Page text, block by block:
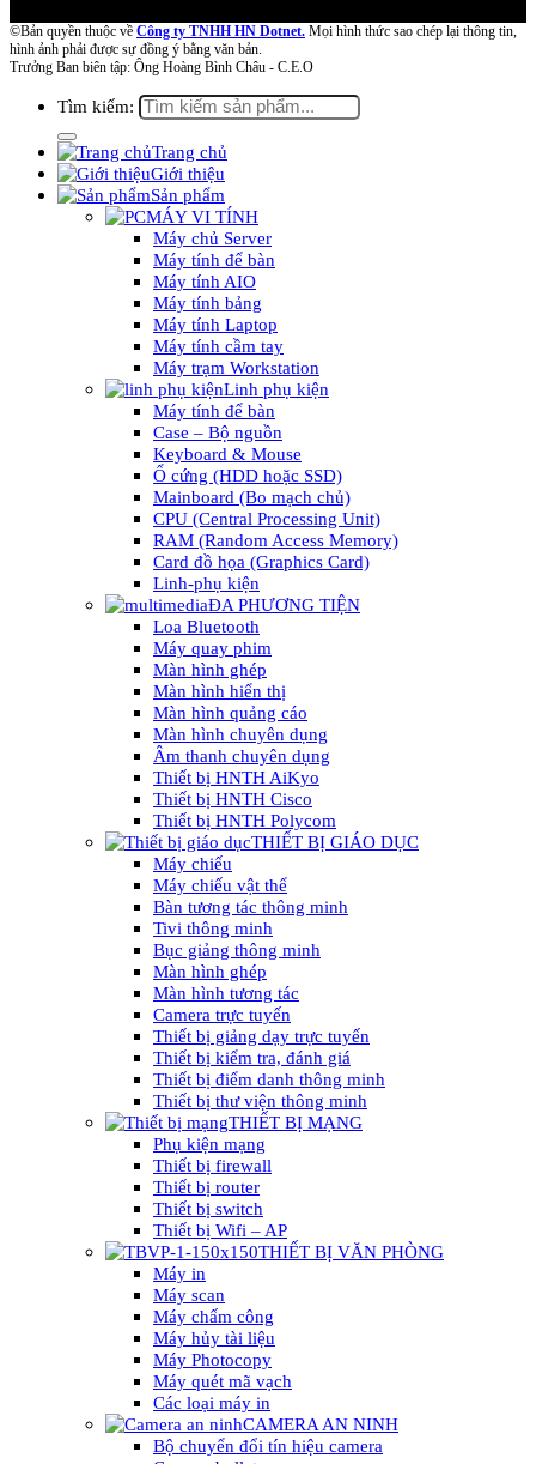
©Bản quyền thuộc về Công ty TNHH HN Dotnet. Mọi hình thức sao chép lại thông tin,
hình ảnh phải được sự đồng ý bằng văn bản.
Trưởng Ban biên tập: Ông Hoàng Bình Châu - C.E.O
Tìm kiếm:
Trang chủ
Giới thiệu
Sản phẩm
MÁY VI TÍNH
Máy chủ Server
Máy tính để bàn
Máy tính AIO
Máy tính bảng
Máy tính Laptop
Máy tính cầm tay
Máy trạm Workstation
Linh phụ kiện
Máy tính để bàn
Case – Bộ nguồn
Keyboard & Mouse
Ổ cứng (HDD hoặc SSD)
Mainboard (Bo mạch chủ)
CPU (Central Processing Unit)
RAM (Random Access Memory)
Card đồ họa (Graphics Card)
Linh-phụ kiện
ĐA PHƯƠNG TIỆN
Loa Bluetooth
Máy quay phim
Màn hình ghép
Màn hình hiển thị
Màn hình quảng cáo
Màn hình chuyên dụng
Âm thanh chuyên dụng
Thiết bị HNTH AiKyo
Thiết bị HNTH Cisco
Thiết bị HNTH Polycom
THIẾT BỊ GIÁO DỤC
Máy chiếu
Máy chiếu vật thể
Bàn tương tác thông minh
Tivi thông minh
Bục giảng thông minh
Màn hình ghép
Màn hình tương tác
Camera trực tuyến
Thiết bị giảng dạy trực tuyến
Thiết bị kiểm tra, đánh giá
Thiết bị điểm danh thông minh
Thiết bị thư viện thông minh
THIẾT BỊ MẠNG
Phụ kiện mạng
Thiết bị firewall
Thiết bị router
Thiết bị switch
Thiết bị Wifi – AP
THIẾT BỊ VĂN PHÒNG
Máy in
Máy scan
Máy chấm công
Máy hủy tài liệu
Máy Photocopy
Máy quét mã vạch
Các loại máy in
CAMERA AN NINH
Bộ chuyển đổi tín hiệu camera